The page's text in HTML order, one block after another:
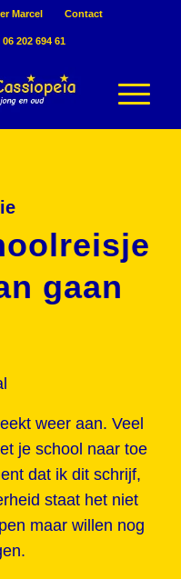
Marcel Contact
06 202 694 61
gaan
weer aan. Veel
je school naar toe
dat ik dit schrijf,
staat het niet
maar willen nog